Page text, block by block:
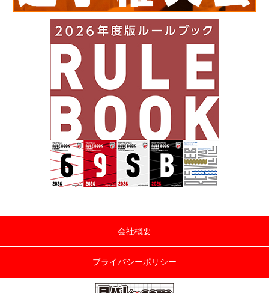
会社概要
プライバシーポリシー